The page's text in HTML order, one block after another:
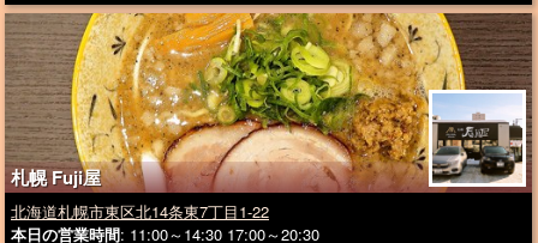
札幌 Fuji屋
北海道札幌市東区北14条東7丁目1-22
本日の営業時間: 11:00～14:30 17:00～20:30